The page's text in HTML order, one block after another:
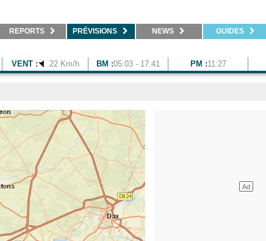
REPORTS PRÉVISIONS NEWS GUIDES
VENT : 22 Km/h BM :05:03 - 17:41 PM :11:27